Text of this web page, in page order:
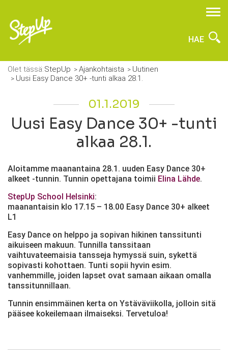
HAE
Olet tässä:StepUp Ajankohtaista
Uutinen
Uusi Easy Dance 30+ -tunti alkaa 28.1.
01.1.2019
Uusi Easy Dance 30+ -tunti
alkaa 28.1.
Aloitamme maanantaina 28.1. uuden Easy Dance 30+
alkeet -tunnin. Tunnin opettajana toimii Elina Lähde.
StepUp School Helsinki:
maanantaisin klo 17.15 – 18.00 Easy Dance 30+ alkeet
L1
Easy Dance on helppo ja sopivan hikinen tanssitunti
aikuiseen makuun. Tunnilla tanssitaan
vaihtuvateemaisia tansseja hymyssä suin, sykettä
sopivasti kohottaen. Tunti sopii hyvin esim.
vanhemmille, joiden lapset ovat samaan aikaan omalla
tanssitunnillaan.
Tunnin ensimmäinen kerta on Ystäväviikolla, jolloin sitä
pääsee kokeilemaan ilmaiseksi. Tervetuloa!